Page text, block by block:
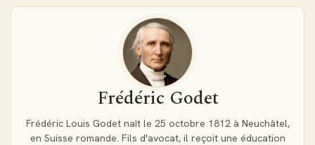
Contenu théologique de référence
"Et quand vous seriez morts, morts depuis des siècles,
l'Éternel vous relèvera ; sa puissance est sans borne" : tel
est le message d'Ézéchiel que développe magistralement
cette Bible Annotée. Les commentaires explorent les
visions prophétiques d'Ézéchiel pendant l'exil babylonien et
les révélations apocalyptiques de Daniel, offrant un
éclairage historique et spirituel inégalé.
Frédéric Godet
Frédéric Louis Godet naît le 25 octobre 1812 à Neuchâtel,
en Suisse romande. Fils d'avocat, il reçoit une éducation